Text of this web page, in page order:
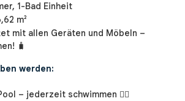
1-Bad Einheit
m²
mit allen Geräten und Möbeln –
🧳
werden:
– jederzeit schwimmen 🏊‍♂️